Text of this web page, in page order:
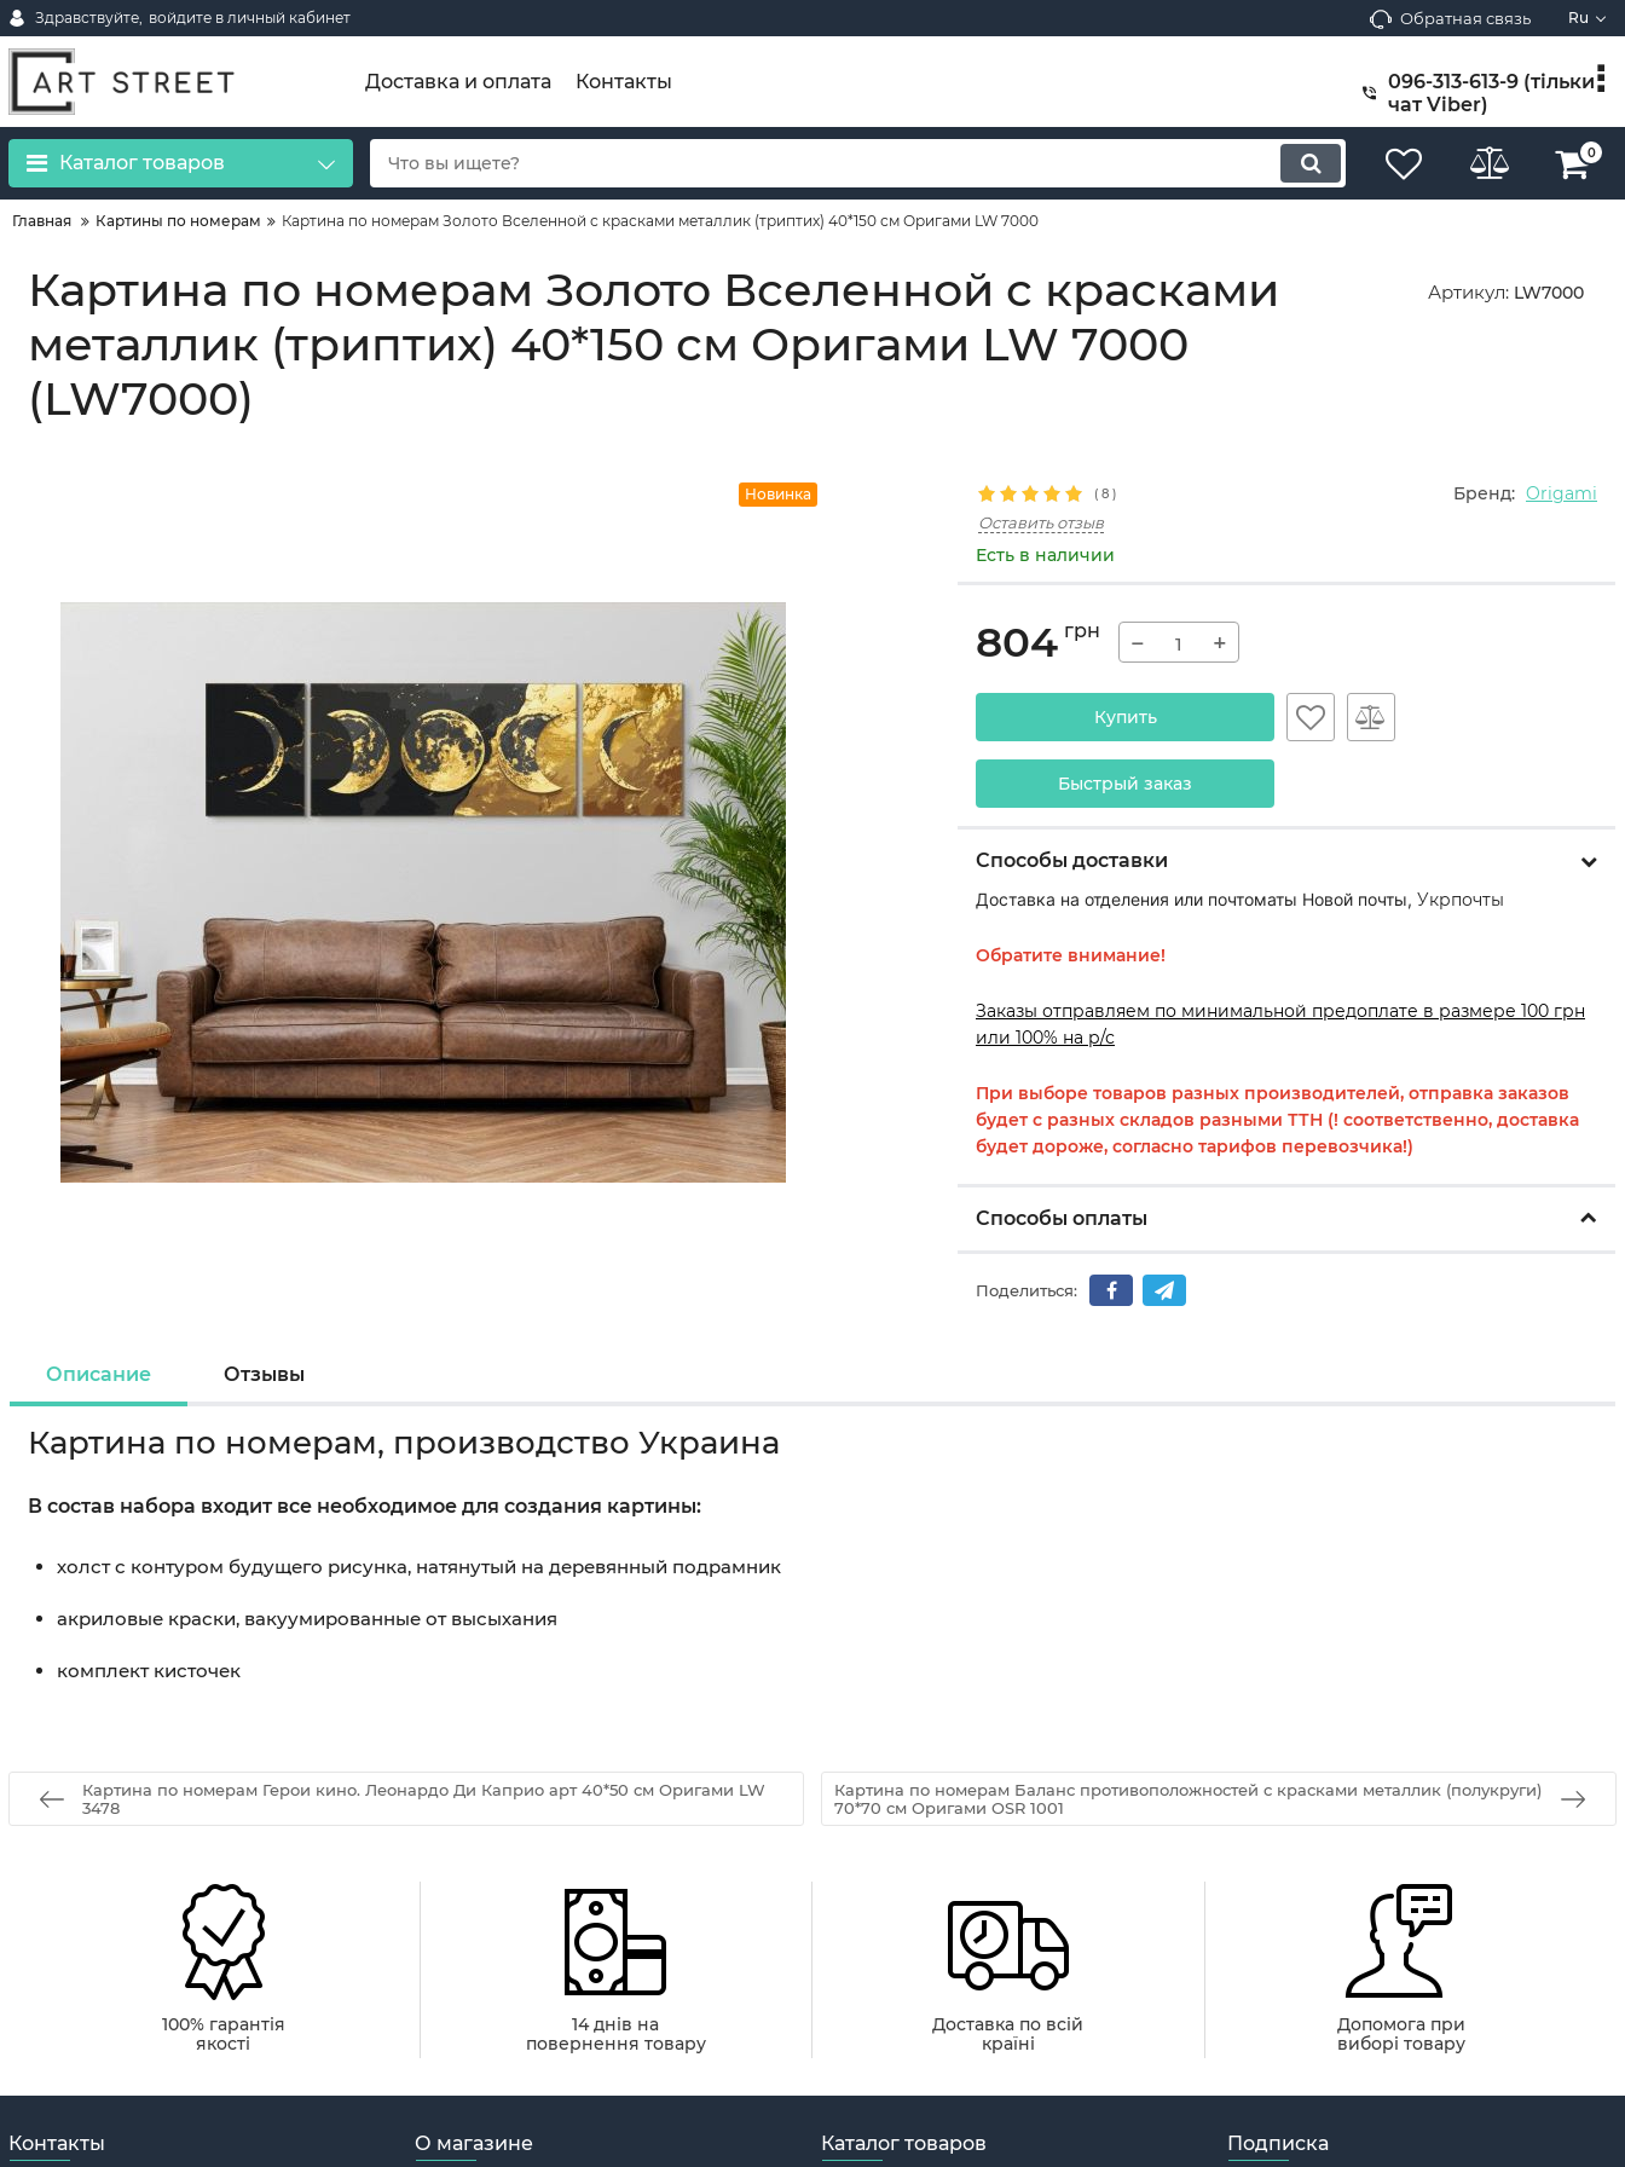
Здравствуйте, войдите в личный кабинет Обратная связь Ru
Доставка и оплата Контакты
096-313-613-9 (тільки
чат Viber)
Каталог товаров 0
Главная Картины по номерам Картина по номерам Золото Вселенной с красками металлик (триптих) 40*150 см Оригами LW 7000
Картина по номерам Золото Вселенной с красками
металлик (триптих) 40*150 см Оригами LW 7000
(LW7000)
Артикул: LW7000
Новинка ( 8 ) Бренд: Origami
Оставить отзыв
Есть в наличии
804 грн − +
Купить
Быстрый заказ
Способы доставки
Доставка на отделения или почтоматы Новой почты, Укрпочты
Обратите внимание!
Заказы отправляем по минимальной предоплате в размере 100 грн
или 100% на р/с
При выборе товаров разных производителей, отправка заказов
будет с разных складов разными ТТН (! соответственно, доставка
будет дороже, согласно тарифов перевозчика!)
Способы оплаты
Поделиться:
Описание Отзывы
Картина по номерам, производство Украина
В состав набора входит все необходимое для создания картины:
холст с контуром будущего рисунка, натянутый на деревянный подрамник
акриловые краски, вакуумированные от высыхания
комплект кисточек
Картина по номерам Герои кино. Леонардо Ди Каприо арт 40*50 см Оригами LW
3478
Картина по номерам Баланс противоположностей с красками металлик (полукруги)
70*70 см Оригами OSR 1001
100% гарантія
якості
14 днів на
повернення товару
Доставка по всій
країні
Допомога при
виборі товару
Контакты О магазине Каталог товаров Подписка